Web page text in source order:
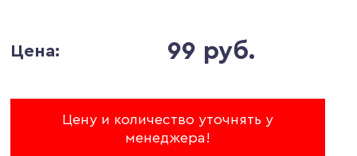
Цена: 99 руб.
Цену и количество уточнять у
менеджера!